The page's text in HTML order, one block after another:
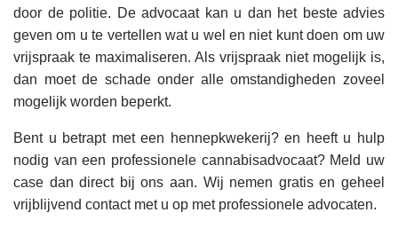
door de politie. De advocaat kan u dan het beste advies
geven om u te vertellen wat u wel en niet kunt doen om uw
vrijspraak te maximaliseren. Als vrijspraak niet mogelijk is,
dan moet de schade onder alle omstandigheden zoveel
mogelijk worden beperkt.
Bent u betrapt met een hennepkwekerij? en heeft u hulp
nodig van een professionele cannabisadvocaat? Meld uw
case dan direct bij ons aan. Wij nemen gratis en geheel
vrijblijvend contact met u op met professionele advocaten.